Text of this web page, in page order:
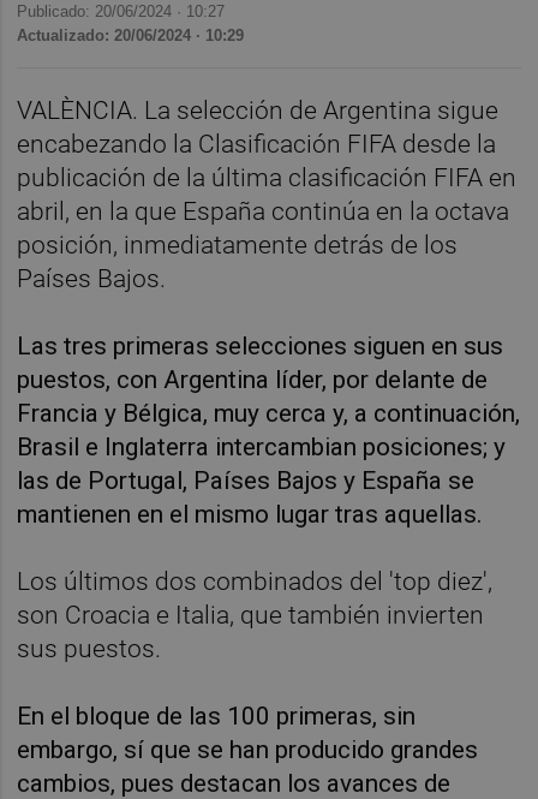
Publicado: 20/06/2024 · 10:27
Actualizado: 20/06/2024 · 10:29
VALÈNCIA. La selección de Argentina sigue
encabezando la Clasificación FIFA desde la
publicación de la última clasificación FIFA en
abril, en la que España continúa en la octava
posición, inmediatamente detrás de los
Países Bajos.
Las tres primeras selecciones siguen en sus
puestos, con Argentina líder, por delante de
Francia y Bélgica, muy cerca y, a continuación,
Brasil e Inglaterra intercambian posiciones; y
las de Portugal, Países Bajos y España se
mantienen en el mismo lugar tras aquellas.
Los últimos dos combinados del 'top diez',
son Croacia e Italia, que también invierten
sus puestos.
En el bloque de las 100 primeras, sin
embargo, sí que se han producido grandes
cambios, pues destacan los avances de